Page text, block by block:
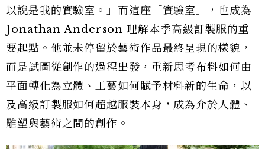
以說是我的實驗室。」而這座「實驗室」，也成為
Jonathan Anderson 理解本季高級訂製服的重
要起點。他並未停留於藝術作品最終呈現的樣貌，
而是試圖從創作的過程出發，重新思考布料如何由
平面轉化為立體、工藝如何賦予材料新的生命，以
及高級訂製服如何超越服裝本身，成為介於人體、
雕塑與藝術之間的創作。